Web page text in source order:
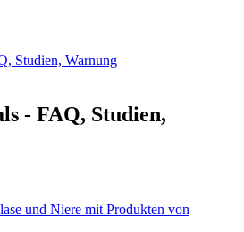
- FAQ, Studien,